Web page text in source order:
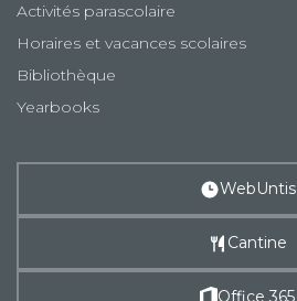
Activités parascolaire
Horaires et vacances scolaires
Bibliothèque
Yearbooks
WebUntis
Cantine
Office 365